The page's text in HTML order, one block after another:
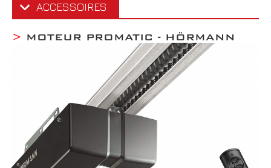
ACCESSOIRES
> MOTEUR PROMATIC - HÖRMANN